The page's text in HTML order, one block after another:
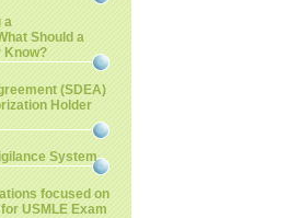
a
Should a
Know?
(SDEA)
Holder
System
focused on
USMLE Exam